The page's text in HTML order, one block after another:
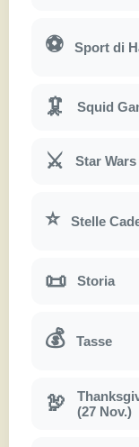
⚽ Sport di
🦑 Squid
⚔ Star
⭐ Stelle
📜 Storia
💰 Tasse
🦃
(27 Nov.)